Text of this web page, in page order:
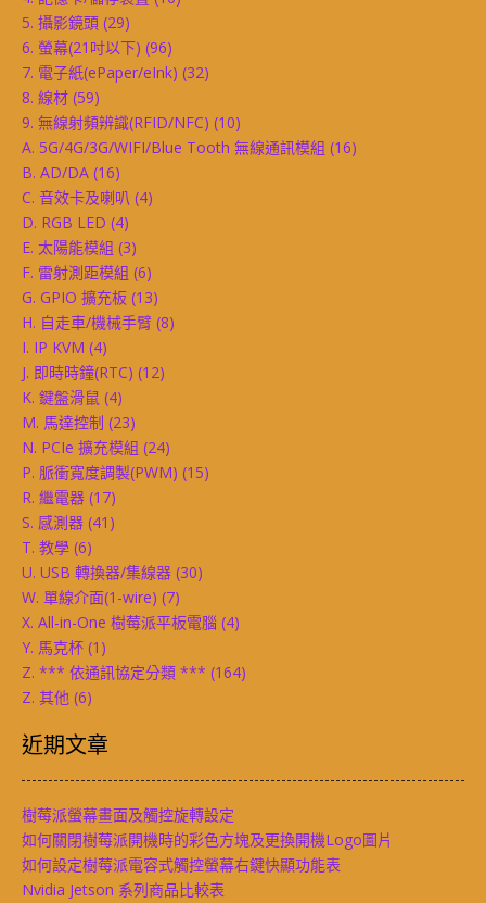
5. 攝影鏡頭 (29)
6. 螢幕(21吋以下) (96)
7. 電子紙(ePaper/eInk) (32)
8. 線材 (59)
9. 無線射頻辨識(RFID/NFC) (10)
A. 5G/4G/3G/WIFI/Blue Tooth 無線通訊模組 (16)
B. AD/DA (16)
C. 音效卡及喇叭 (4)
D. RGB LED (4)
E. 太陽能模組 (3)
F. 雷射測距模組 (6)
G. GPIO 擴充板 (13)
H. 自走車/機械手臂 (8)
I. IP KVM (4)
J. 即時時鐘(RTC) (12)
K. 鍵盤滑鼠 (4)
M. 馬達控制 (23)
N. PCIe 擴充模組 (24)
P. 脈衝寬度調製(PWM) (15)
R. 繼電器 (17)
S. 感測器 (41)
T. 教學 (6)
U. USB 轉換器/集線器 (30)
W. 單線介面(1-wire) (7)
X. All-in-One 樹莓派平板電腦 (4)
Y. 馬克杯 (1)
Z. *** 依通訊協定分類 *** (164)
Z. 其他 (6)
近期文章
樹莓派螢幕畫面及觸控旋轉設定
如何關閉樹莓派開機時的彩色方塊及更換開機Logo圖片
如何設定樹莓派電容式觸控螢幕右鍵快顯功能表
Nvidia Jetson 系列商品比較表